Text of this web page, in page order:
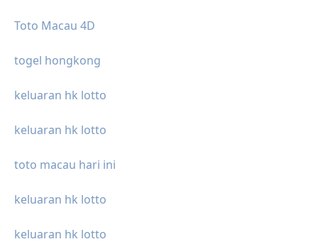
Toto Macau 4D
togel hongkong
keluaran hk lotto
keluaran hk lotto
toto macau hari ini
keluaran hk lotto
keluaran hk lotto